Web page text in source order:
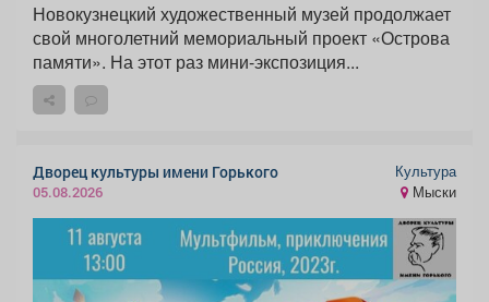
Новокузнецкий художественный музей продолжает
свой многолетний мемориальный проект «Острова
памяти». На этот раз мини-экспозиция...
Дворец культуры имени Горького
05.08.2026
Культура
Мыски